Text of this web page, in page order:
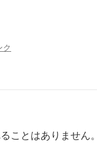
ことはありません